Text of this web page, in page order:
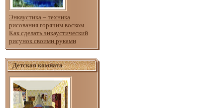
Энкаустика – техника
рисования горячим воском.
Как сделать энкаустический
рисунок своими руками
Детская комната